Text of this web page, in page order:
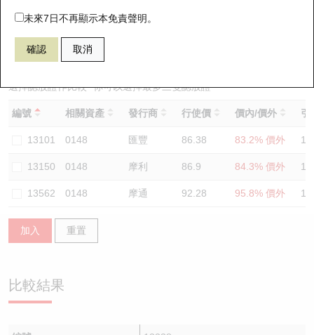
未來7日不再顯示本免責聲明。
確認 取消
13238 瑞銀認購 0148 建滔集團
選擇認股證作比較*你可以選擇最多三隻認股證
編號 相關資產 發行商 行使價 價內/價外 引
13101 0148 匯豐 86.38 83.2% 價外
13150 0148 摩利 86.9 84.3% 價外
13562 0148 摩通 92.28 95.8% 價外
加入 重置
比較結果
即將到期認股證
認股證到期結算價查詢
認股證分析儀
認股證速算機
認股證/牛熊證日誌
認股證文件及公告
牛熊證街貨分佈圖
正股牛熊證列表
新發行瑞銀牛熊證
已收回牛熊證剩餘價值
牛熊證到期結算價查詢
牛熊證分析儀
牛熊證文件及公告
牛熊證文件及公告 (瑞信)
十天股證佔大市成交
資金流
街貨統計
三十大平均引伸波幅
恒指成份股
國指成份股
科指成份股
相關資產沽空
中資ETFs溢價比較
AH 股價對照
ADR
收市競價變化
講座及教育短片
認股證投資者教育
牛熊證投資者教育
認股證牛熊證常問問題